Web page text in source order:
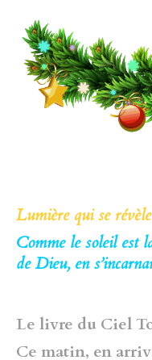
Lumière qui se
Comme le soleil est
de Dieu, en
Le livre du Ciel
Ce matin, en